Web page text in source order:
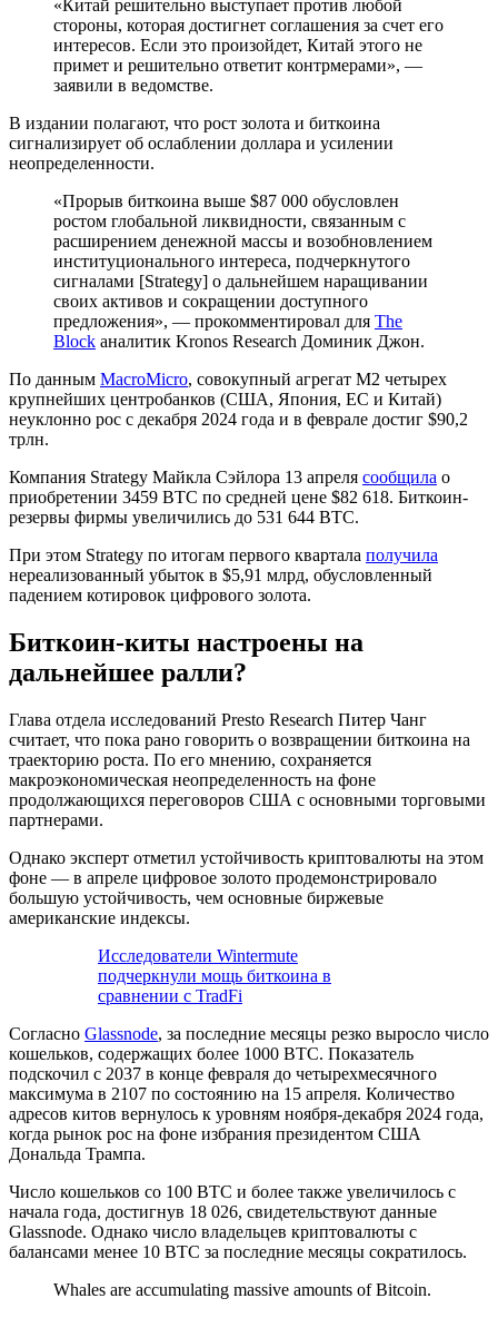
«Китай решительно выступает против любой
стороны, которая достигнет соглашения за счет его
интересов. Если это произойдет, Китай этого не
примет и решительно ответит контрмерами», —
заявили в ведомстве.
В издании полагают, что рост золота и биткоина
сигнализирует об ослаблении доллара и усилении
неопределенности.
«Прорыв биткоина выше $87 000 обусловлен
ростом глобальной ликвидности, связанным с
расширением денежной массы и возобновлением
институционального интереса, подчеркнутого
сигналами [Strategy] о дальнейшем наращивании
своих активов и сокращении доступного
предложения», — прокомментировал для The
Block аналитик Kronos Research Доминик Джон.
По данным MacroMicro, совокупный агрегат М2 четырех
крупнейших центробанков (США, Япония, ЕС и Китай)
неуклонно рос c декабря 2024 года и в феврале достиг $90,2
трлн.
Компания Strategy Майкла Сэйлора 13 апреля сообщила о
приобретении 3459 BTC по средней цене $82 618. Биткоин-
резервы фирмы увеличились до 531 644 BTC.
При этом Strategy по итогам первого квартала получила
нереализованный убыток в $5,91 млрд, обусловленный
падением котировок цифрового золота.
Биткоин-киты настроены на
дальнейшее ралли?
Глава отдела исследований Presto Research Питер Чанг
считает, что пока рано говорить о возвращении биткоина на
траекторию роста. По его мнению, сохраняется
макроэкономическая неопределенность на фоне
продолжающихся переговоров США с основными торговыми
партнерами.
Однако эксперт отметил устойчивость криптовалюты на этом
фоне — в апреле цифровое золото продемонстрировало
большую устойчивость, чем основные биржевые
американские индексы.
Исследователи Wintermute
подчеркнули мощь биткоина в
сравнении с TradFi
Согласно Glassnode, за последние месяцы резко выросло число
кошельков, содержащих более 1000 BTC. Показатель
подскочил с 2037 в конце февраля до четырехмесячного
максимума в 2107 по состоянию на 15 апреля. Количество
адресов китов вернулось к уровням ноября-декабря 2024 года,
когда рынок рос на фоне избрания президентом США
Дональда Трампа.
Число кошельков со 100 BTC и более также увеличилось с
начала года, достигнув 18 026, свидетельствуют данные
Glassnode. Однако число владельцев криптовалюты с
балансами менее 10 BTC за последние месяцы сократилось.
Whales are accumulating massive amounts of Bitcoin.